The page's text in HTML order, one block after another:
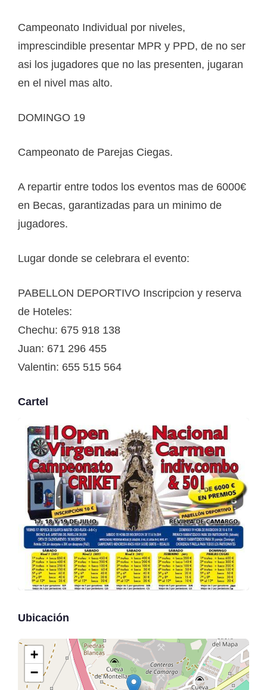
Campeonato Individual por niveles,
imprescindible presentar MPR y PPD, de no ser
asi los jugadores que no las presenten, jugaran
en el nivel mas alto.
DOMINGO 19
Campeonato de Parejas Ciegas.
A repartir entre todos los eventos mas de 6000€
en Becas, garantizadas para un minimo de
jugadores.
Lugar donde se celebrara el evento:
PABELLON DEPORTIVO Inscripcion y reserva
de Hoteles:
Chechu: 675 918 138
Juan: 671 296 455
Valentin: 655 515 564
Cartel
Ubicación
+
−